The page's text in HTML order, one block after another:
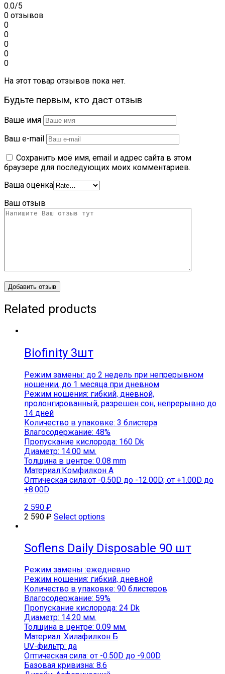
0.0/5
0 отзывов
0
0
0
0
0
На этот товар отзывов пока нет.
Будьте первым, кто даст отзыв
Ваше имя
Ваш e-mail
Сохранить моё имя, email и адрес сайта в этом
браузере для последующих моих комментариев.
Ваша оценка
Ваш отзыв
Related products
Biofinity 3шт
Режим замены: до 2 недель при непрерывном
ношении, до 1 месяца при дневном
Режим ношения: гибкий, дневной,
пролонгированный, разрешен сон, непрерывно до
14 дней
Количество в упаковке: 3 блистера
Влагосодержание: 48%
Пропускание кислорода: 160 Dk
Диаметр: 14.00 мм.
Толщина в центре: 0.08 mm
Материал:Комфилкон A
Оптическая сила:от -0.50D до -12.00D; от +1.00D до
+8.00D
2 590 ₽
2 590 ₽ Select options
Soflens Daily Disposable 90 шт
Режим замены :ежедневно
Режим ношения: гибкий, дневной
Количество в упаковке: 90 блистеров
Влагосодержание: 59%
Пропускание кислорода: 24 Dk
Диаметр: 14.20 мм.
Толщина в центре: 0.09 мм.
Материал: Хилафилкон Б
UV-фильтр: да
Оптическая сила: от -0.50D до -9.00D
Базовая кривизна: 8.6